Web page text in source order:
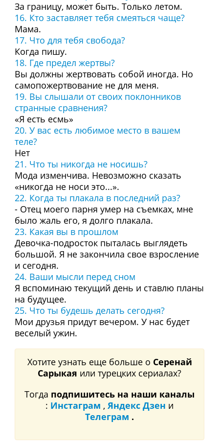
За границу, может быть. Только летом.
16. Кто заставляет тебя смеяться чаще?
Мама.
17. Что для тебя свобода?
Когда пишу.
18. Где предел жертвы?
Вы должны жертвовать собой иногда. Но
самопожертвование не для меня.
19. Вы слышали от своих поклонников
странные сравнения?
«Я есть есмь»
20. У вас есть любимое место в вашем
теле?
Нет
21. Что ты никогда не носишь?
Мода изменчива. Невозможно сказать
«никогда не носи это...».
22. Когда ты плакала в последний раз?
- Отец моего парня умер на съемках, мне
было жаль его, я долго плакала.
23. Какая вы в прошлом
Девочка-подросток пыталась выглядеть
большой. Я не закончила свое взросление
и сегодня.
24. Ваши мысли перед сном
Я вспоминаю текущий день и ставлю планы
на будущее.
25. Что ты будешь делать сегодня?
Мои друзья придут вечером. У нас будет
веселый ужин.
Хотите узнать еще больше о Серенай
Сарыкая или турецких сериалах?
Тогда подпишитесь на наши каналы
: Инстаграм , Яндекс Дзен и
Телеграм .